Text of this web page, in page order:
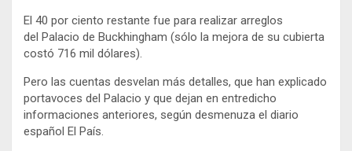
El 40 por ciento restante fue para realizar arreglos
del Palacio de Buckhingham (sólo la mejora de su cubierta
costó 716 mil dólares).
Pero las cuentas desvelan más detalles, que han explicado
portavoces del Palacio y que dejan en entredicho
informaciones anteriores, según desmenuza el diario
español El País.